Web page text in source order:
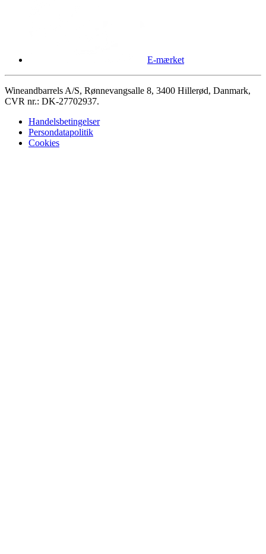
E-mærket
Wineandbarrels A/S, Rønnevangsalle 8, 3400 Hillerød, Danmark,
CVR nr.: DK-27702937.
Handelsbetingelser
Persondatapolitik
Cookies